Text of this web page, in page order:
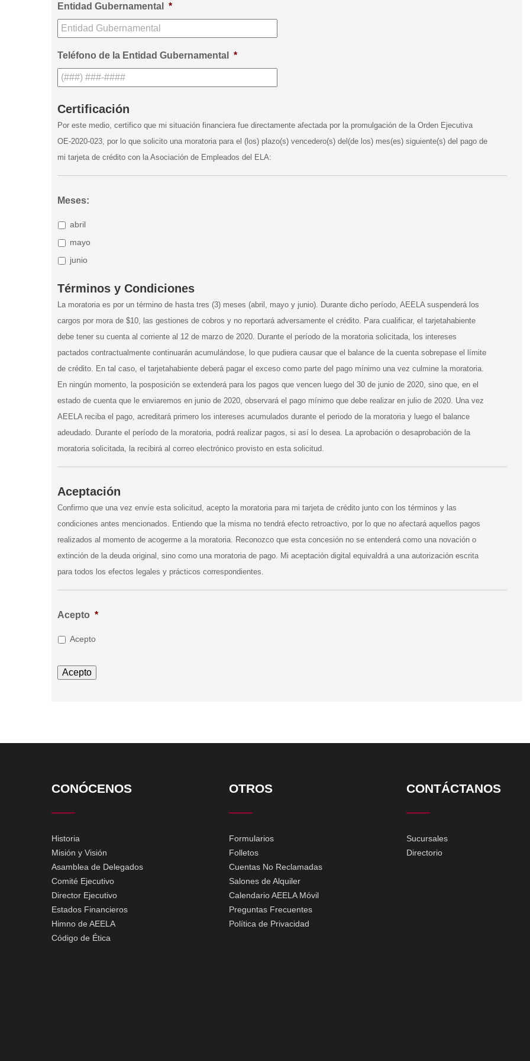
Entidad Gubernamental *
Teléfono de la Entidad Gubernamental *
Certificación
Por este medio, certifico que mi situación financiera fue directamente afectada por la promulgación de la Orden Ejecutiva
OE-2020-023, por lo que solicito una moratoria para el (los) plazo(s) vencedero(s) del(de los) mes(es) siguiente(s) del pago de
mi tarjeta de crédito con la Asociación de Empleados del ELA:
Meses:
abril
mayo
junio
Términos y Condiciones
La moratoria es por un término de hasta tres (3) meses (abril, mayo y junio). Durante dicho período, AEELA suspenderá los
cargos por mora de $10, las gestiones de cobros y no reportará adversamente el crédito. Para cualificar, el tarjetahabiente
debe tener su cuenta al corriente al 12 de marzo de 2020. Durante el período de la moratoria solicitada, los intereses
pactados contractualmente continuarán acumulándose, lo que pudiera causar que el balance de la cuenta sobrepase el límite
de crédito. En tal caso, el tarjetahabiente deberá pagar el exceso como parte del pago mínimo una vez culmine la moratoria.
En ningún momento, la posposición se extenderá para los pagos que vencen luego del 30 de junio de 2020, sino que, en el
estado de cuenta que le enviaremos en junio de 2020, observará el pago mínimo que debe realizar en julio de 2020. Una vez
AEELA reciba el pago, acreditará primero los intereses acumulados durante el periodo de la moratoria y luego el balance
adeudado. Durante el período de la moratoria, podrá realizar pagos, si así lo desea. La aprobación o desaprobación de la
moratoria solicitada, la recibirá al correo electrónico provisto en esta solicitud.
Aceptación
Confirmo que una vez envíe esta solicitud, acepto la moratoria para mi tarjeta de crédito junto con los términos y las
condiciones antes mencionados. Entiendo que la misma no tendrá efecto retroactivo, por lo que no afectará aquellos pagos
realizados al momento de acogerme a la moratoria. Reconozco que esta concesión no se entenderá como una novación o
extinción de la deuda original, sino como una moratoria de pago. Mi aceptación digital equivaldrá a una autorización escrita
para todos los efectos legales y prácticos correspondientes.
Acepto *
Acepto
CONÓCENOS
Historia
Misión y Visión
Asamblea de Delegados
Comité Ejecutivo
Director Ejecutivo
Estados Financieros
Himno de AEELA
Código de Ética
OTROS
Formularios
Folletos
Cuentas No Reclamadas
Salones de Alquiler
Calendario AEELA Móvil
Preguntas Frecuentes
Política de Privacidad
CONTÁCTANOS
Sucursales
Directorio